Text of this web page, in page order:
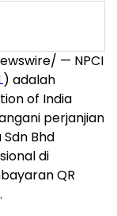
— NPCI
) adalah
of India
perjanjian
Bhd
di
QR